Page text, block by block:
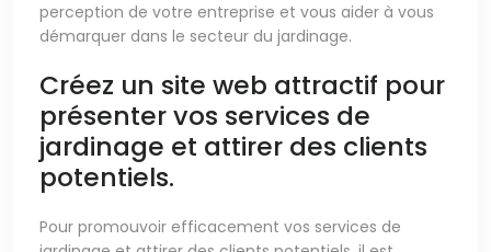
perception de votre entreprise et vous aider à vous
démarquer dans le secteur du jardinage.
Créez un site web attractif pour
présenter vos services de
jardinage et attirer des clients
potentiels.
Pour promouvoir efficacement vos services de